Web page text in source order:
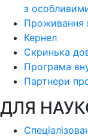
з
Проживання
Кернел
Скринька
Програма
Партнери
ДЛЯ